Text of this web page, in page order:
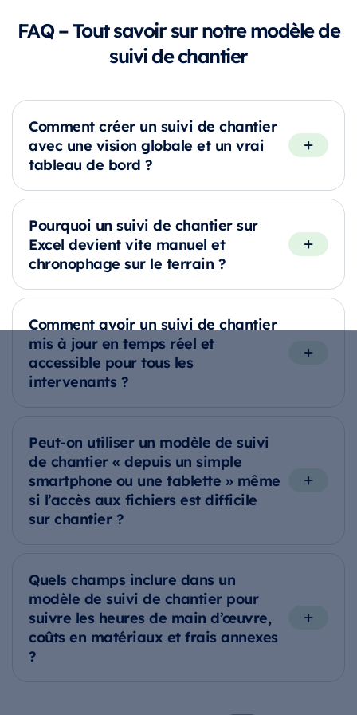
FAQ – Tout savoir sur notre modèle de
suivi de chantier
Comment créer un suivi de chantier
avec une vision globale et un vrai
tableau de bord ?
Pourquoi un suivi de chantier sur
Excel devient vite manuel et
chronophage sur le terrain ?
Comment avoir un suivi de chantier
mis à jour en temps réel et
accessible pour tous les
intervenants ?
Peut-on utiliser un modèle de suivi
de chantier « depuis un simple
smartphone ou une tablette » même
si l’accès aux fichiers est difficile
sur chantier ?
Quels champs inclure dans un
modèle de suivi de chantier pour
suivre les heures de main d’œuvre,
coûts en matériaux et frais annexes
?